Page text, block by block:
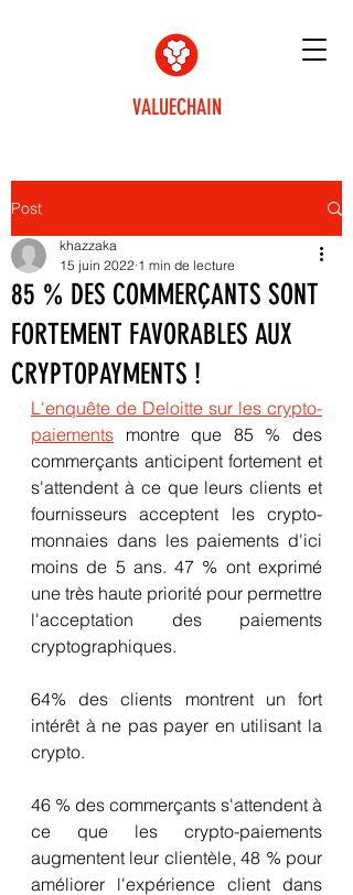
VALUECHAIN
Post
85 % DES COMMERÇANTS SONT
FORTEMENT FAVORABLES AUX
CRYPTOPAYMENTS !
khazzaka
15 juin 2022 1 min de lecture
L'enquête de Deloitte sur les crypto-
paiements montre que 85 % des
commerçants anticipent fortement et
s'attendent à ce que leurs clients et
fournisseurs acceptent les crypto-
monnaies dans les paiements d'ici
moins de 5 ans. 47 % ont exprimé
une très haute priorité pour permettre
l'acceptation des paiements
cryptographiques.
64% des clients montrent un fort
intérêt à ne pas payer en utilisant la
crypto.
46 % des commerçants s'attendent à
ce que les crypto-paiements
augmentent leur clientèle, 48 % pour
améliorer l'expérience client dans